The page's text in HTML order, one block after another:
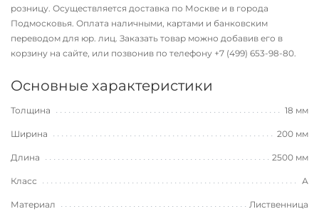
розницу. Осуществляется доставка по Москве и в города
Подмосковья. Оплата наличными, картами и банковским
переводом для юр. лиц. Заказать товар можно добавив его в
корзину на сайте, или позвонив по телефону +7 (499) 653-98-80.
Основные характеристики
Толщина 18 мм
Ширина 200 мм
Длина 2500 мм
Класс А
Материал Лиственница